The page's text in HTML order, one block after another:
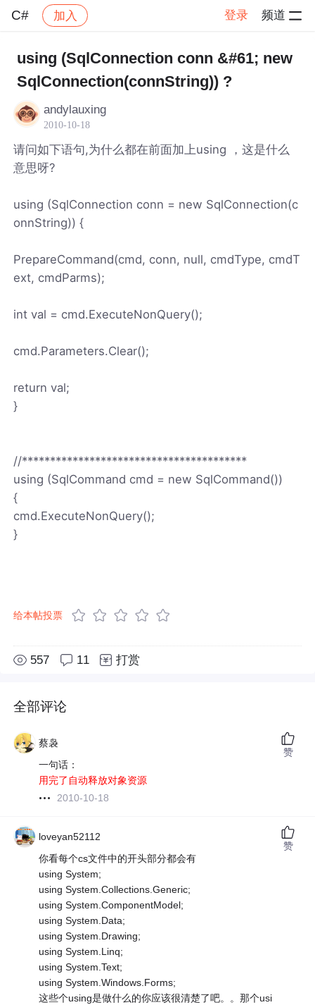
C# 加入 登录 频道
社区 C#
using (SqlConnection conn &#61; new
SqlConnection(connString)) ?
andylauxing
2010-10-18
请问如下语句,为什么都在前面加上using ，这是什么
意思呀?
using (SqlConnection conn = new SqlConnection(c
onnString)) {
PrepareCommand(cmd, conn, null, cmdType, cmdT
ext, cmdParms);
int val = cmd.ExecuteNonQuery();
cmd.Parameters.Clear();
return val;
}
//****************************************
using (SqlCommand cmd = new SqlCommand())
{
cmd.ExecuteNonQuery();
}
给本帖投票
557 11 打赏
全部评论
蔡袅
一句话：
用完了自动释放对象资源
2010-10-18
赞
loveyan52112
你看每个cs文件中的开头部分都会有
using System;
using System.Collections.Generic;
using System.ComponentModel;
using System.Data;
using System.Drawing;
using System.Linq;
using System.Text;
using System.Windows.Forms;
这些个using是做什么的你应该很清楚了吧。。那个usi
赞